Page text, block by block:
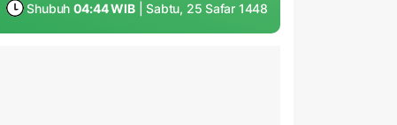
Shubuh 04:44 WIB | Sabtu, 25 Safar 1448